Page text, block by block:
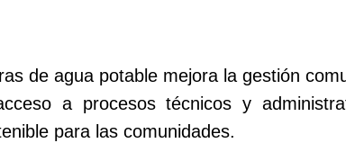
de agua potable mejora la gestión
a procesos técnicos y
para las comunidades.